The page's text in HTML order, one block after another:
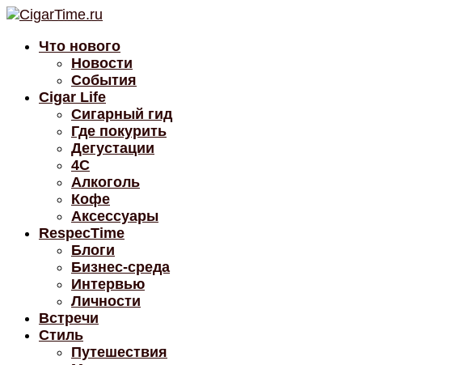
Что нового
Новости
События
Cigar Life
Сигарный гид
Где покурить
Дегустации
4C
Алкоголь
Кофе
Аксессуары
RespecTime
Блоги
Бизнес-среда
Интервью
Личности
Встречи
Стиль
Путешествия